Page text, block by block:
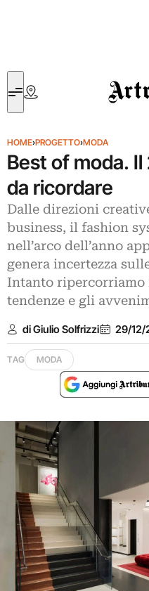
Artribune
HOME›PROGETTO›MODA
Best of moda.
da ricordare
Dalle direzioni
business, il fashion
nell’arco dell’anno
genera incertezza
Intanto ripercorriamo
tendenze e gli
di Giulio Solfrizzi 29/12/
TAG MODA